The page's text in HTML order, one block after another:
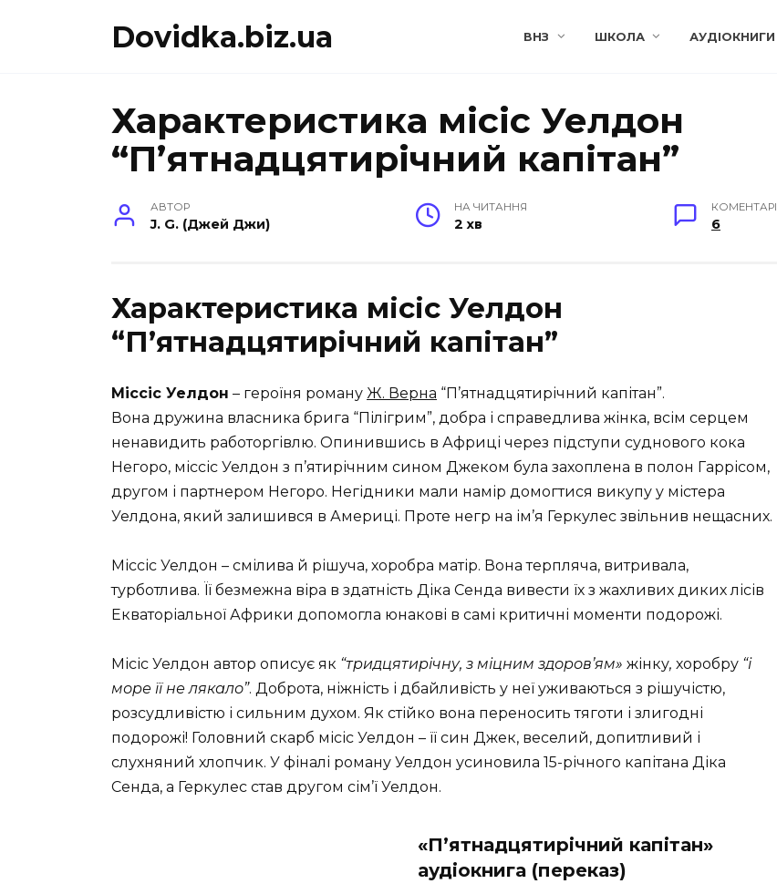
Dovidka.biz.ua ВНЗ ШКОЛА АУДІОКНИГИ
Характеристика місіс Уелдон
“П’ятнадцятирічний капітан”
АВТОР
J. G. (Джей Джи)
НА ЧИТАННЯ
2 хв
КОМЕНТАРІ
6
Характеристика місіс Уелдон
“П’ятнадцятирічний капітан”
Міссіс Уелдон – героїня роману Ж. Верна “П’ятнадцятирічний капітан”.
Вона дружина власника брига “Пілігрим”, добра і справедлива жінка, всім серцем
ненавидить работоргівлю. Опинившись в Африці через підступи суднового кока
Негоро, міссіс Уелдон з п’ятирічним сином Джеком була захоплена в полон Гаррісом,
другом і партнером Негоро. Негідники мали намір домогтися викупу у містера
Уелдона, який залишився в Америці. Проте негр на ім’я Геркулес звільнив нещасних.
Міссіс Уелдон – смілива й рішуча, хоробра матір. Вона терпляча, витривала,
турботлива. Її безмежна віра в здатність Діка Сенда вивести їх з жахливих диких лісів
Екваторіальної Африки допомогла юнакові в самі критичні моменти подорожі.
Місіс Уелдон автор описує як “тридцятирічну, з міцним здоров’ям» жінку, хоробру “і
море її не лякало”. Доброта, ніжність і дбайливість у неї уживаються з рішучістю,
розсудливістю і сильним духом. Як стійко вона переносить тяготи і злигодні
подорожі! Головний скарб місіс Уелдон – її син Джек, веселий, допитливий і
слухняний хлопчик. У фіналі роману Уелдон усиновила 15-річного капітана Діка
Сенда, а Геркулес став другом сім’ї Уелдон.
«П’ятнадцятирічний капітан»
аудіокнига (переказ)